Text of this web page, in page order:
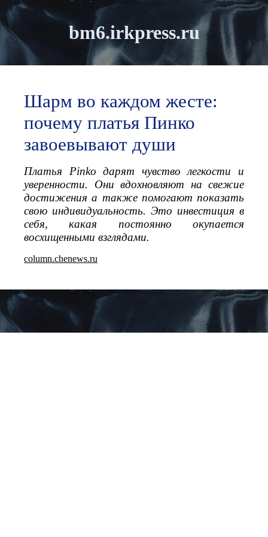
bm6.irkpress.ru
Шарм во каждом жесте:
почему платья Пинко
завоевывают души
Платья Pinko дарят чувство легкости и
уверенности. Они вдохновляют на свежие
достижения а также помогают показать
свою индивидуальность. Это инвестиция в
себя, какая постоянно окупается
восхищенными взглядами.
column.chenews.ru